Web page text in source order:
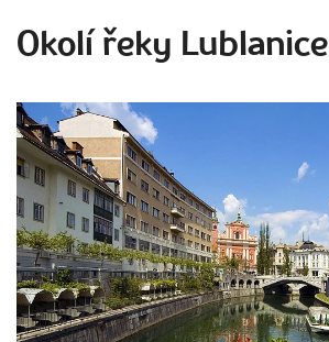
Okolí řeky Lublanice